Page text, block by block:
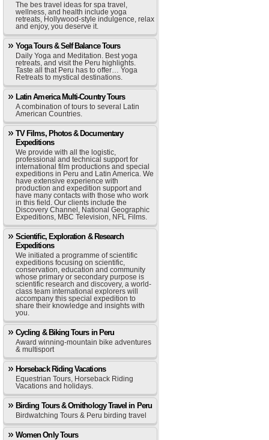
The bes travel ideas for spa travel,
wellness, and health include yoga
retreats, Hollywood-style indulgence, relax
and enjoy, you deserve it.
Yoga Tours & Self Balance Tours
Daily Yoga and Meditation. Best yoga
retreats, and visit the Peru highlights.
Taste all that Peru has to offer… Yoga
Retreats to mystical destinations.
Latin America Multi-Country Tours
A combination of tours to several Latin
American Countries.
TV Films, Photos & Documentary
Expeditions
We provide with all the logistic,
professional and technical support for
international film productions and special
expeditions in Peru and Latin America. We
have extensive experience with
production and expedition support and
have many contacts with those who work
in this field. Our clients include the
Discovery Channel, National Geographic
Expeditions, MBC Television, NFL Films.
Scientific, Exploration & Research
Expeditions
We initiated a programme of scientific
expeditions focusing on scientific,
conservation, education and community
whose primary or secondary purpose is
scientific research and discovery, a world-
class team international explorers will
accompany this special expedition to
share their knowledge and insights with
you.
Cycling & Biking Tours in Peru
Award winning-mountain bike adventures
& multisport
Horseback Riding Vacations
Equestrian Tours, Horseback Riding
Vacations and holidays.
Birding Tours & Ornithology Travel in Peru
Birdwatching Tours & Peru birding travel
Women Only Tours